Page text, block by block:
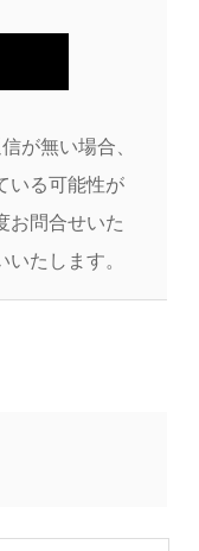
が無い場合、
いる可能性が
お問合せいた
たします。